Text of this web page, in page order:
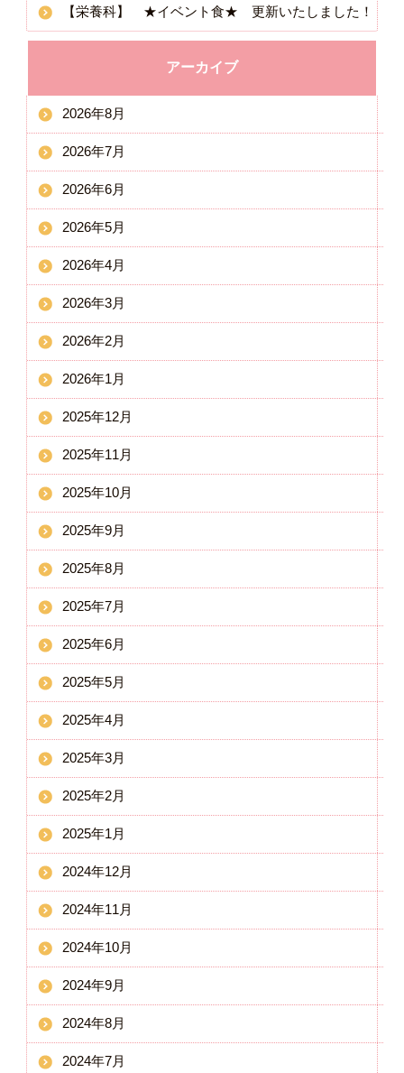
【栄養科】 ★イベント食★ 更新いたしました！
アーカイブ
2026年8月
2026年7月
2026年6月
2026年5月
2026年4月
2026年3月
2026年2月
2026年1月
2025年12月
2025年11月
2025年10月
2025年9月
2025年8月
2025年7月
2025年6月
2025年5月
2025年4月
2025年3月
2025年2月
2025年1月
2024年12月
2024年11月
2024年10月
2024年9月
2024年8月
2024年7月